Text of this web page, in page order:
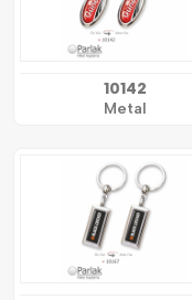
10142
Metal